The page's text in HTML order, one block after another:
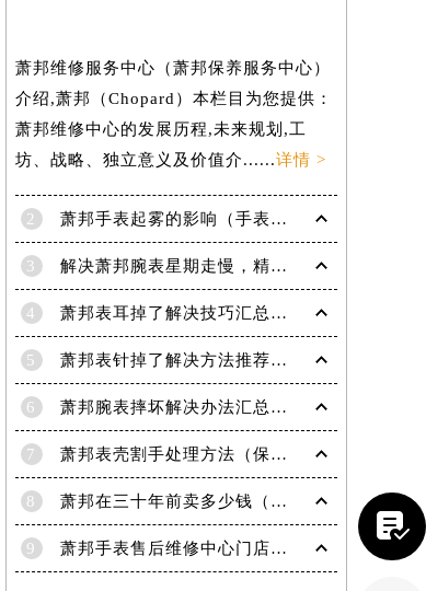
萧邦维修服务中心（萧邦保养服务中心）
介绍,萧邦（Chopard）本栏目为您提供：
萧邦维修中心的发展历程,未来规划,工
坊、战略、独立意义及价值介......详情 >
2 萧邦手表起雾的影响（手表起雾维护建议）
3 解决萧邦腕表星期走慢，精准调校秘籍在这里
4 萧邦表耳掉了解决技巧汇总（轻松修复爱表的小妙招）
5 萧邦表针掉了解决方法推荐（轻松修复你的爱表）
6 萧邦腕表摔坏解决办法汇总（专业修复与日常保养技巧）
7 萧邦表壳割手处理方法（保养与修复技巧指南）
8 萧邦在三十年前卖多少钱（名表价格变迁的历史洞察）
9 萧邦手表售后维修中心门店地址
